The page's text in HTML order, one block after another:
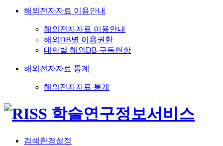
해외전자자료 이용안내
해외전자자료 이용안내
해외DB별 이용권한
대학별 해외DB 구독현황
해외전자자료 통계
해외전자자료 통계
검색환경설정